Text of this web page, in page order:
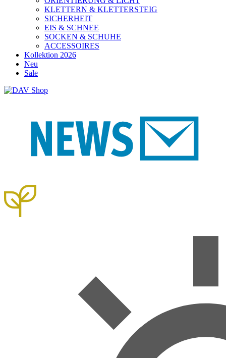
KLETTERN & KLETTERSTEIG
SICHERHEIT
EIS & SCHNEE
SOCKEN & SCHUHE
ACCESSOIRES
Kollektion 2026
Neu
Sale